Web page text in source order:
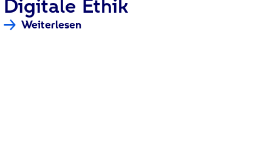
:
Digitale Ethik
Weiterlesen